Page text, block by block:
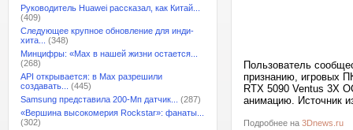
Руководитель Huawei рассказал, как Китай...
(409)
Следующее крупное обновление для инди-
хита...
(348)
Минцифры: «Max в нашей жизни остается...
(268)
API открывается: в Max разрешили
создавать...
(445)
Samsung представила 200-Мп датчик...
(287)
«Вершина высокомерия Rockstar»: фанаты...
(302)
Пользователь
признанию, игровых
RTX 5090 Ventus 3X
анимацию. Источник
Подробнее на 3Dnews.ru